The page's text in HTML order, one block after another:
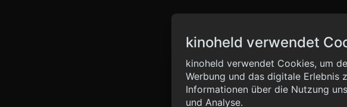
kinoheld verwendet
kinoheld verwendet Cookies, um
Werbung und das digitale Erlebnis
Informationen über die Nutzung
und Analyse.
Info
{ "__sentry_xhr__": { "method":
"status_code": 0 } }